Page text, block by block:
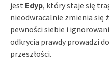
jest Edyp, który staje się
nieodwracalnie zmienia się
pewności siebie i
odkrycia prawdy prowadzi
przeszłości.